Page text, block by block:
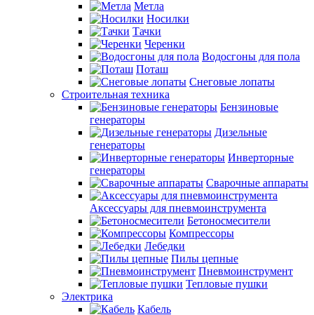
Метла
Носилки
Тачки
Черенки
Водосгоны для пола
Поташ
Снеговые лопаты
Строительная техника
Бензиновые
генераторы
Дизельные
генераторы
Инверторные
генераторы
Сварочные аппараты
Аксессуары для пневмоинструмента
Бетоносмесители
Компрессоры
Лебедки
Пилы цепные
Пневмоинструмент
Тепловые пушки
Электрика
Кабель